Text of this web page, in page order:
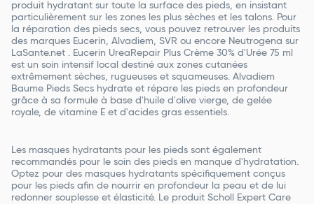
produit hydratant sur toute la surface des pieds, en insistant
particulièrement sur les zones les plus sèches et les talons. Pour
la réparation des pieds secs, vous pouvez retrouver les produits
des marques Eucerin, Alvadiem, SVR ou encore Neutrogena sur
LaSante.net . Eucerin UreaRepair Plus Crème 30% d'Urée 75 ml
est un soin intensif local destiné aux zones cutanées
extrêmement sèches, rugueuses et squameuses. Alvadiem
Baume Pieds Secs hydrate et répare les pieds en profondeur
grâce à sa formule à base d'huile d'olive vierge, de gelée
royale, de vitamine E et d'acides gras essentiels.
Les masques hydratants pour les pieds sont également
recommandés pour le soin des pieds en manque d'hydratation.
Optez pour des masques hydratants spécifiquement conçus
pour les pieds afin de nourrir en profondeur la peau et de lui
redonner souplesse et élasticité. Le produit Scholl Expert Care